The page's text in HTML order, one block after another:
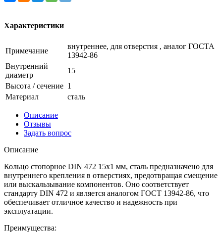
Характеристики
Примечание
внутреннее, для отверстия , аналог ГОСТА
13942-86
Внутренний
диаметр
15
Высота / сечение 1
Материал
сталь
Описание
Отзывы
Задать вопрос
Описание
Кольцо стопорное DIN 472 15x1 мм, сталь предназначено для
внутреннего крепления в отверстиях, предотвращая смещение
или выскальзывание компонентов. Оно соответствует
стандарту DIN 472 и является аналогом ГОСТ 13942-86, что
обеспечивает отличное качество и надежность при
эксплуатации.
Преимущества: